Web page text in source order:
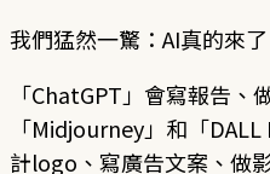
我們猛然一驚：AI真的來
「ChatGPT」會寫報告、
「Midjourney」和「
計logo、寫廣告文案、做